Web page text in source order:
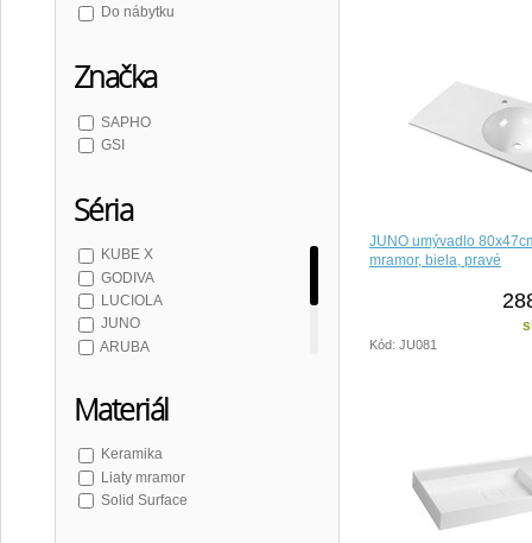
Do nábytku
Značka
SAPHO
GSI
Séria
KUBE X
GODIVA
LUCIOLA
JUNO
ARUBA
KUBE X COLOR
Materiál
Keramika
Liaty mramor
Solid Surface
JUNO umývadlo
mramor, biela, pravé
Kód: JU081